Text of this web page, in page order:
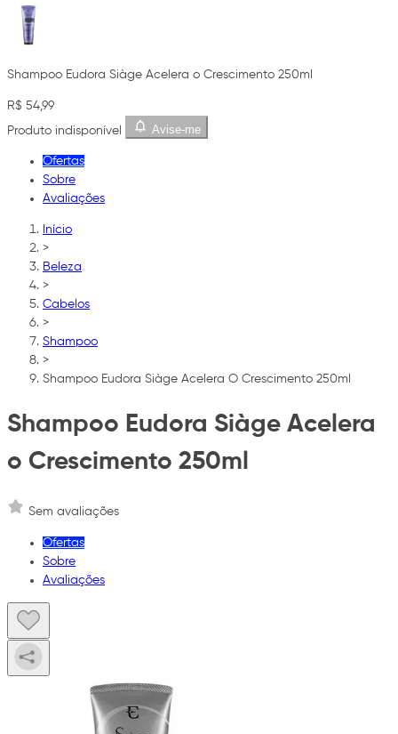
Shampoo Eudora Siàge Acelera o Crescimento 250ml
R$ 54,99
Produto indisponível
Avise-me
Ofertas
Sobre
Avaliações
Início
>
Beleza
>
Cabelos
>
Shampoo
>
Shampoo Eudora Siàge Acelera O Crescimento 250ml
Shampoo Eudora Siàge Acelera
o Crescimento 250ml
Sem avaliações
Ofertas
Sobre
Avaliações